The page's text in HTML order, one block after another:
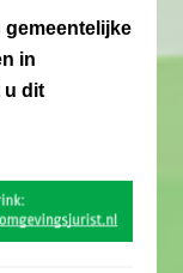
gemeentelijke
in
u dit